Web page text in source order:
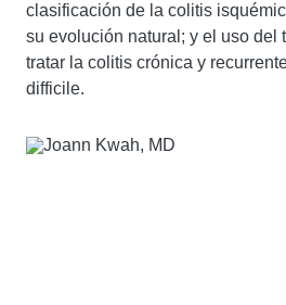
clasificación de la colitis
su evolución natural; y el uso del
tratar la colitis crónica y
difficile.